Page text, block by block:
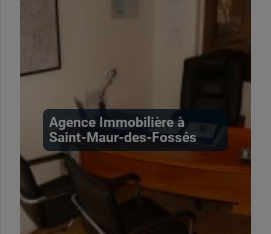
Agence Immobilière à
Saint-Maur-des-Fossés